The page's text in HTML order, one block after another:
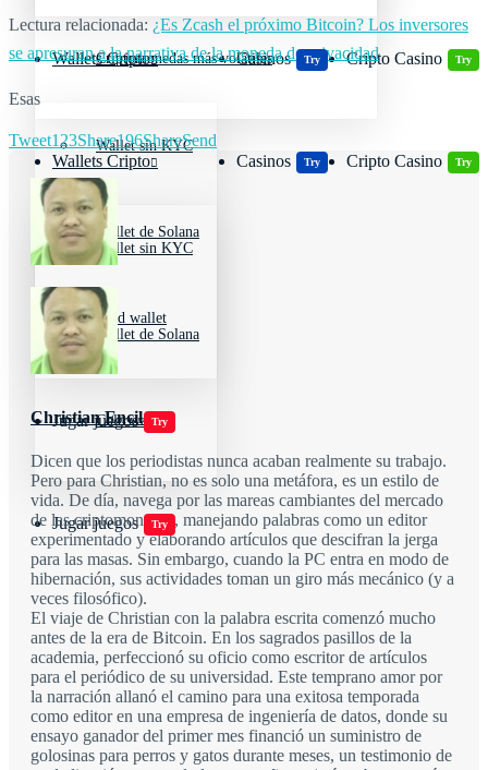
Wallets Cripto
Wallet sin KYC
Wallet de Solana
Cold wallet
Casinos Try Cripto Casino Try
Jugar juegos Try
Criptomonedas más volátiles
Wallets Cripto
Wallet sin KYC
Wallet de Solana
Cold wallet
Casinos Try Cripto Casino Try
Jugar juegos Try
Lectura relacionada: ¿Es Zcash el próximo Bitcoin? Los inversores
se apresuran a la narrativa de la moneda de privacidad
Esas
Tweet123Share196ShareSend
Christian Encila
Dicen que los periodistas nunca acaban realmente su trabajo.
Pero para Christian, no es solo una metáfora, es un estilo de
vida. De día, navega por las mareas cambiantes del mercado
de las criptomonedas, manejando palabras como un editor
experimentado y elaborando artículos que descifran la jerga
para las masas. Sin embargo, cuando la PC entra en modo de
hibernación, sus actividades toman un giro más mecánico (y a
veces filosófico).
El viaje de Christian con la palabra escrita comenzó mucho
antes de la era de Bitcoin. En los sagrados pasillos de la
academia, perfeccionó su oficio como escritor de artículos
para el periódico de su universidad. Este temprano amor por
la narración allanó el camino para una exitosa temporada
como editor en una empresa de ingeniería de datos, donde su
ensayo ganador del primer mes financió un suministro de
golosinas para perros y gatos durante meses, un testimonio de